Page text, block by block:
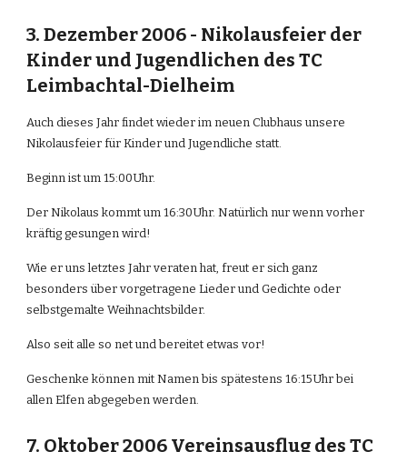
3. Dezember 2006 - Nikolausfeier der
Kinder und Jugendlichen des TC
Leimbachtal-Dielheim
Auch dieses Jahr findet wieder im neuen Clubhaus unsere
Nikolausfeier für Kinder und Jugendliche statt.
Beginn ist um 15:00Uhr.
Der Nikolaus kommt um 16:30Uhr. Natürlich nur wenn vorher
kräftig gesungen wird!
Wie er uns letztes Jahr veraten hat, freut er sich ganz
besonders über vorgetragene Lieder und Gedichte oder
selbstgemalte Weihnachtsbilder.
Also seit alle so net und bereitet etwas vor!
Geschenke können mit Namen bis spätestens 16:15Uhr bei
allen Elfen abgegeben werden.
7. Oktober 2006 Vereinsausflug des TC